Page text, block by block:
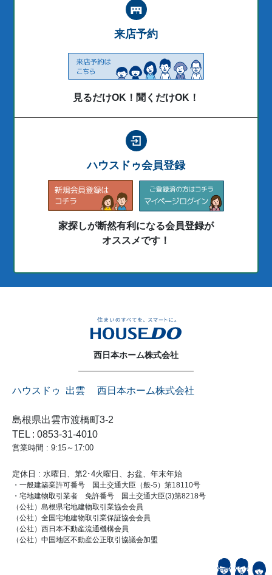
来店予約
見るだけOK！聞くだけOK！
ハウスドゥ会員登録
家探しが断然有利になる会員登録が
オススメです！
西日本ホーム株式会社
ハウスドゥ 出雲 西日本ホーム株式会社
島根県出雲市渡橋町3-2
TEL : 0853-31-4010
営業時間 : 9:15～17:00
定休日 : 水曜日、第2･4火曜日、お盆、年末年始
・一般建築業許可番号 国土交通大臣（般-5）第18110号
・宅地建物取引業者 免許番号 国土交通大臣(3)第8218号
（公社）島根県宅地建物取引業協会会員
（公社）全国宅地建物取引業保証協会会員
（公社）西日本不動産流通機構会員
（公社）中国地区不動産公正取引協議会加盟